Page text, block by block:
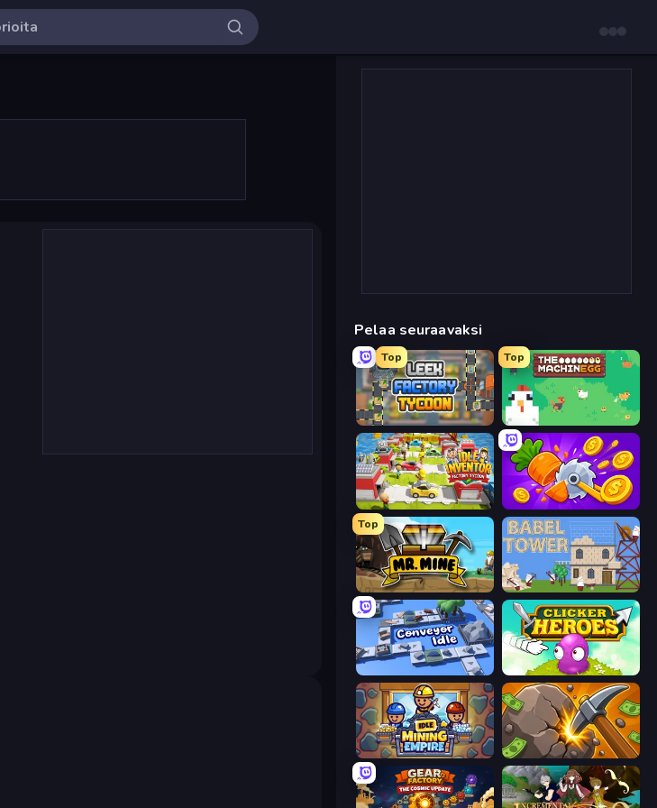
Pelaa seuraavaksi
Top
Leek Factory Tycoon
Top
The MachinEGG
Idle Inventor Farm Ring Idle
Top
Mr. Mine Babel Tower
Conveyor Idle Clicker Heroes
Idle Mining Empire Mine Clicker